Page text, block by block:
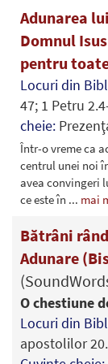
Adunarea
Domnul
pentru
Locuri din
47; 1 Petru
cheie:
Într-o vreme ca
centrul unei noi
avea convingeri
ce este în ... mai
Bătrâni
Adunare
O chestiune
Locuri din
apostolilor